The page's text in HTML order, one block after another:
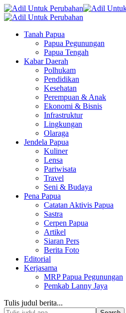
Tanah Papua
Papua Pegunungan
Papua Tengah
Kabar Daerah
Polhukam
Pendidikan
Kesehatan
Perempuan & Anak
Ekonomi & Bisnis
Infrastruktur
Lingkungan
Olaraga
Jendela Papua
Kuliner
Lensa
Pariwisata
Travel
Seni & Budaya
Pena Papua
Catatan Aktivis Papua
Sastra
Cerpen Papua
Artikel
Siaran Pers
Berita Foto
Editorial
Kerjasama
MRP Papua Pegunungan
Pemkab Lanny Jaya
Tulis judul berita...